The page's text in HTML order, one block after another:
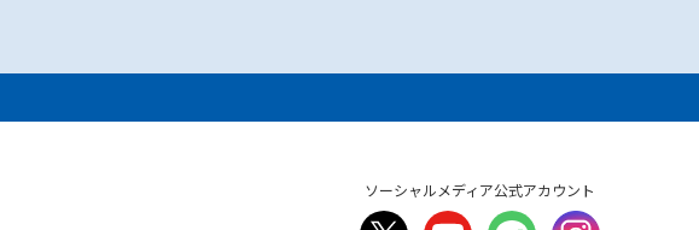
ソーシャルメディア公式アカウント